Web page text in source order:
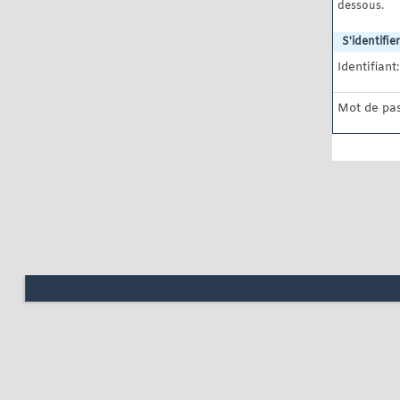
dessous.
S'identifier
Identifiant:
Mot de